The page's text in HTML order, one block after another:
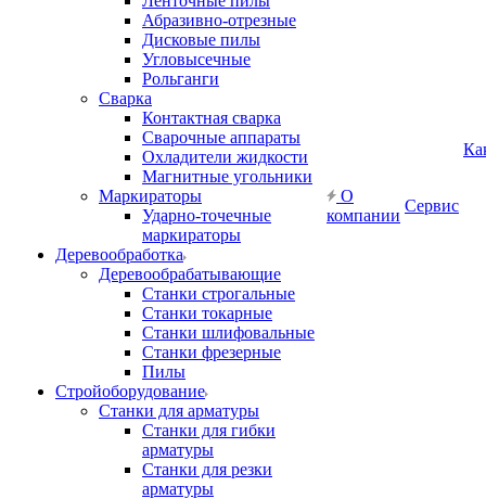
Абразивно-отрезные
Дисковые пилы
Угловысечные
Рольганги
Сварка
Контактная сварка
Сварочные аппараты
Охладители жидкости
Магнитные угольники
Маркираторы
Ударно-точечные
маркираторы
Деревообработка
Деревообрабатывающие
Станки строгальные
Станки токарные
Станки шлифовальные
Станки фрезерные
Пилы
Стройоборудование
Станки для арматуры
Станки для гибки
арматуры
Станки для резки
арматуры
О
компании
Сервис